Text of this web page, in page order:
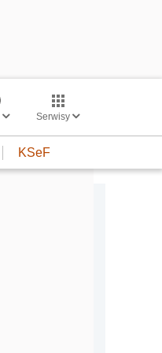
Serwisy
KSeF